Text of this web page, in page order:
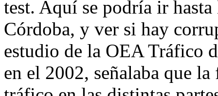
test. Aquí se podría ir
Córdoba, y ver si hay
estudio de la OEA Tráfico
en el 2002, señalaba que la